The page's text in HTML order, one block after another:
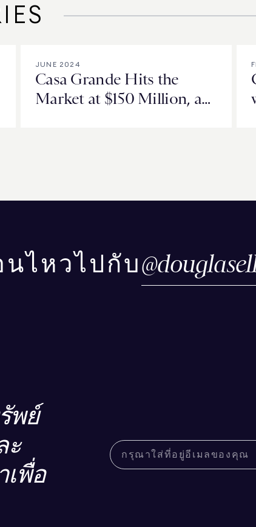
JUNE 2024
Casa Grande Hits the
Market at $150 Million, a
นไหวไปกับ@
พย์
พื่อ